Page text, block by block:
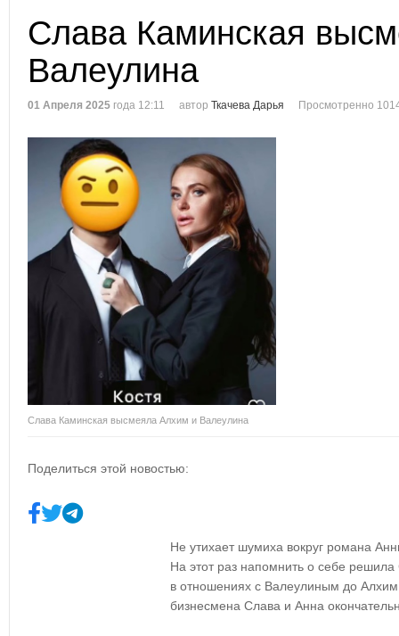
Слава Каминская
Валеулина
01 Апреля 2025 года 12:11 автор Ткачева Дарья Просмотренно
Слава Каминская высмеяла Алхим и Валеулина
Поделиться этой новостью:
Не утихает шумиха вокруг романа
На этот раз напомнить о себе
в отношениях с Валеулиным до
бизнесмена Слава и Анна